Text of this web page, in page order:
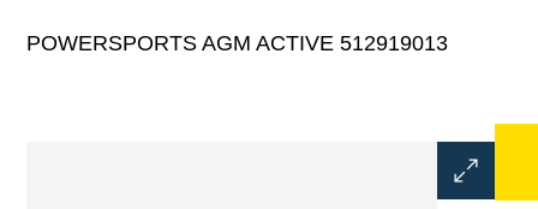
POWERSPORTS AGM ACTIVE 512919013
Ouvrir
la